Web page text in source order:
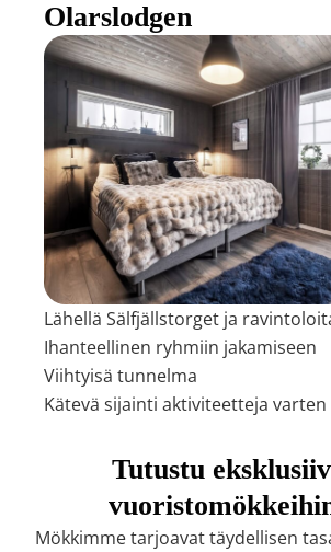
Olarslodgen
Lähellä Sälfjällstorget ja
Ihanteellinen ryhmiin jakamiseen
Viihtyisä tunnelma
Kätevä sijainti aktiviteetteja varten
Tutustu
Mökkimme tarjoavat täydellisen